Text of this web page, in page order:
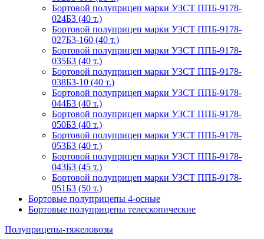
Бортовой полуприцеп марки УЗСТ ППБ-9178-
024Б3 (40 т.)
Бортовой полуприцеп марки УЗСТ ППБ-9178-
027Б3-160 (40 т.)
Бортовой полуприцеп марки УЗСТ ППБ-9178-
035Б3 (40 т.)
Бортовой полуприцеп марки УЗСТ ППБ-9178-
038Б3-10 (40 т.)
Бортовой полуприцеп марки УЗСТ ППБ-9178-
044Б3 (40 т.)
Бортовой полуприцеп марки УЗСТ ППБ-9178-
050Б3 (40 т.)
Бортовой полуприцеп марки УЗСТ ППБ-9178-
053Б3 (40 т.)
Бортовой полуприцеп марки УЗСТ ППБ-9178-
043Б3 (45 т.)
Бортовой полуприцеп марки УЗСТ ППБ-9178-
051Б3 (50 т.)
Бортовые полуприцепы 4-осные
Бортовые полуприцепы телескопические
Полуприцепы-тяжеловозы